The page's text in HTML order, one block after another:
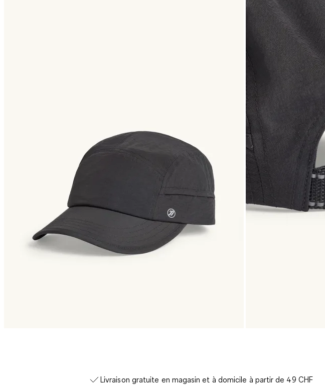
Livraison gratuite en magasin et à domicile à partir de 49 CHF